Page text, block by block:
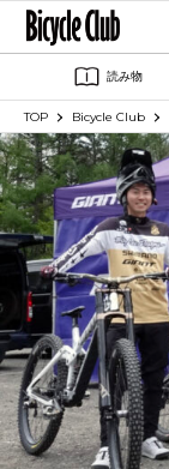
読み物
TOP Bicycle Club